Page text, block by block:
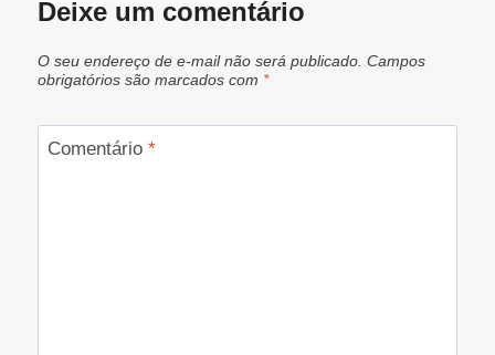
Deixe um comentário
O seu endereço de e-mail não será publicado. Campos
obrigatórios são marcados com *
Comentário *